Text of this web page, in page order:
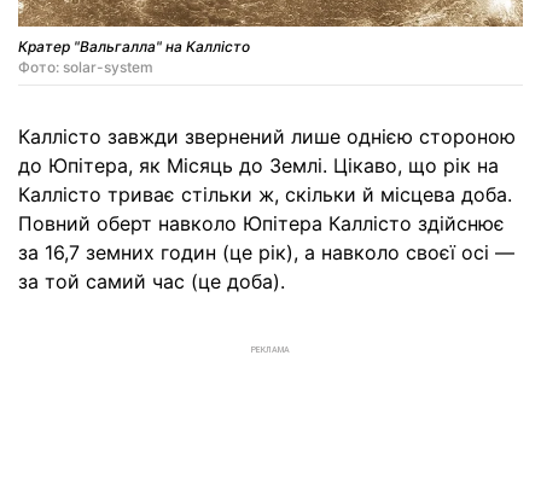
Кратер "Вальгалла" на Каллісто
Фото: solar-system
Каллісто завжди звернений лише однією стороною
до Юпітера, як Місяць до Землі. Цікаво, що рік на
Каллісто триває стільки ж, скільки й місцева доба.
Повний оберт навколо Юпітера Каллісто здійснює
за 16,7 земних годин (це рік), а навколо своєї осі —
за той самий час (це доба).
РЕКЛАМА